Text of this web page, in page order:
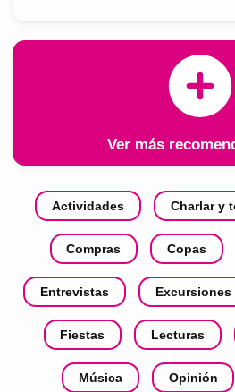
Ver más
Actividades Charlar y
Compras Copas
Entrevistas Excursiones
Fiestas Lecturas
Música Opinión